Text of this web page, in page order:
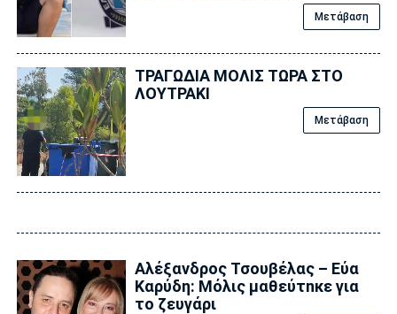
Μετάβαση
ΤΡΑΓΩΔΙΑ ΜΟΛΙΣ ΤΩΡΑ ΣΤΟ
ΛΟΥΤΡΑΚΙ
Μετάβαση
Αλέξανδρος Τσουβέλας – Εύα
Καρύδη: Μόλις μαθεύτnκε για
το ζευγάρι